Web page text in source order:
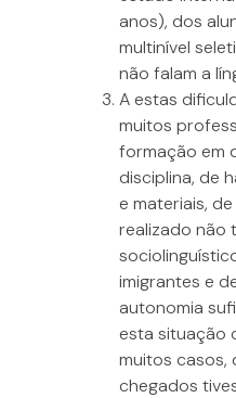
anos), dos
multinível
não falam a
A estas
muitos
formação em
disciplina, de
e materiais,
realizado não
imigrantes e
autonomia
esta situação
muitos casos,
chegados